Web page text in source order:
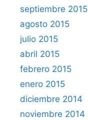
septiembre 2015
agosto 2015
julio 2015
abril 2015
febrero 2015
enero 2015
diciembre 2014
noviembre 2014